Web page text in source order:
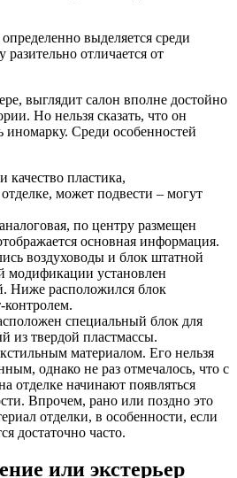
выделяется среди
отличается от
выглядит салон вполне достойно
Но нельзя сказать, что он
иномарку. Среди особенностей
качество пластика,
может подвести – могут
по центру размещен
основная информация.
воздуховоды и блок штатной
модификации установлен
Ниже расположился блок
контролем.
специальный блок для
из твердой пластмассы.
материалом. Его нельзя
однако не раз отмечалось, что с
отделке начинают появляться
Впрочем, рано или поздно это
отделки, в особенности, если
достаточно часто.
или экстерьер